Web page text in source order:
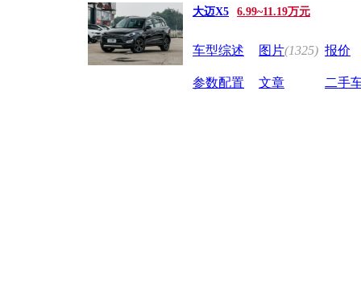
大迈X5 6.99~11.19万元
车型综述 图片(1325) 报价
参数配置 文章 二手